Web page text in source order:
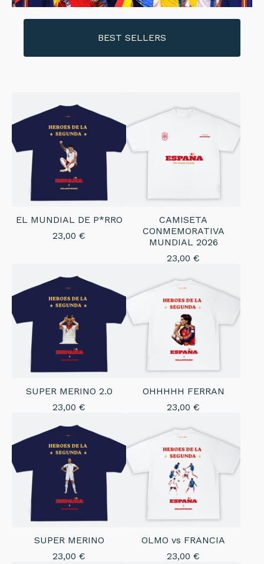
BEST SELLERS
EL MUNDIAL DE P*RRO
23,00 €
CAMISETA
CONMEMORATIVA
MUNDIAL 2026
23,00 €
SUPER MERINO 2.0
23,00 €
OHHHHH FERRAN
23,00 €
SUPER MERINO
23,00 €
OLMO vs FRANCIA
23,00 €